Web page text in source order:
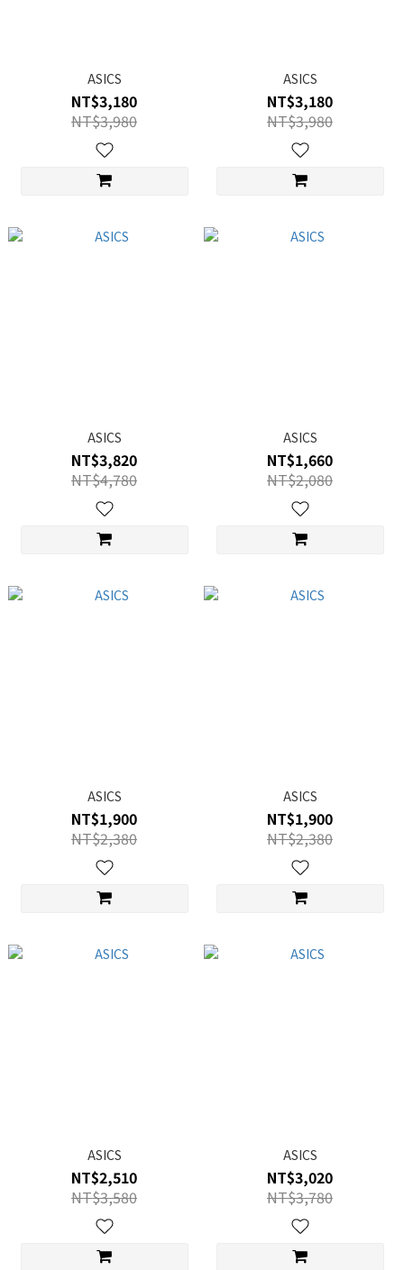
ASICS
NT$3,180
NT$3,980
ASICS
NT$3,180
NT$3,980
ASICS
NT$3,820
NT$4,780
ASICS
NT$1,660
NT$2,080
ASICS
NT$1,900
NT$2,380
ASICS
NT$1,900
NT$2,380
ASICS
NT$2,510
NT$3,580
ASICS
NT$3,020
NT$3,780